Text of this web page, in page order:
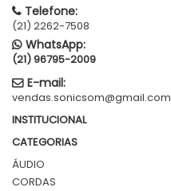
Telefone:
(21) 2262-7508
WhatsApp:
(21) 96795-2009
E-mail:
vendas.sonicsom@gmail.com
INSTITUCIONAL
CATEGORIAS
ÁUDIO
CORDAS